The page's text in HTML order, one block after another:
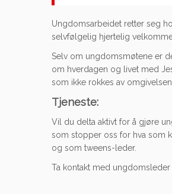
Ungdomsarbeidet retter seg
selvfølgelig hjertelig
Selv om ungdomsmøtene er
om hverdagen og livet med
som ikke rokkes av
Tjeneste:
Vil du delta aktivt for å gjøre
som stopper oss for hva som
og som tweens-leder.
Ta kontakt med ungdomsleder